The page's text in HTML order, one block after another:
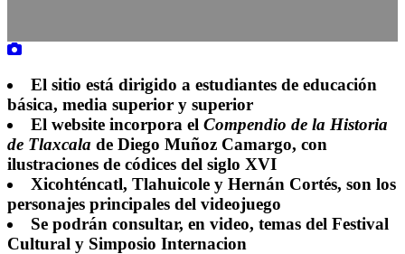
El sitio está dirigido a estudiantes de educación
básica, media superior y superior
El website incorpora el Compendio de la Historia
de Tlaxcala de Diego Muñoz Camargo, con
ilustraciones de códices del siglo XVI
Xicohténcatl, Tlahuicole y Hernán Cortés, son los
personajes principales del videojuego
Se podrán consultar, en video, temas del Festival
Cultural y Simposio Internacion